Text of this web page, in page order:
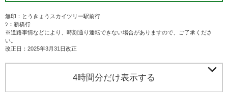
無印：とうきょうスカイツリー駅前行
ｼ：新橋行
※道路事情などにより、時刻通り運転できない場合がありますので、ご了承くださ
い。
改正日：2025年3月31日改正
4時間分だけ表示する 